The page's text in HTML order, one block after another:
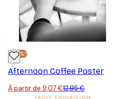
-30%*
Afternoon Coffee Poster
À partir de 9,07 €12,95 €